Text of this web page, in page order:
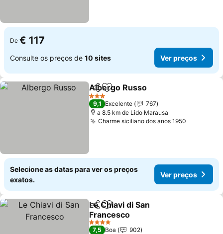
De € 117
Consulte os preços de 10 sites Ver preços
PartilharAdicionar aos favoritos
Albergo Russo
3 Estrelas
9,1 Excelente
767
a 8.5 km de Lido Marausa
Charme siciliano dos anos 1950
Selecione as datas para ver os preços
exatos.
Ver preços
PartilharAdicionar aos favoritos
Le Chiavi di San
Francesco
Ver preços
4 Estrelas
7,5 Boa
902